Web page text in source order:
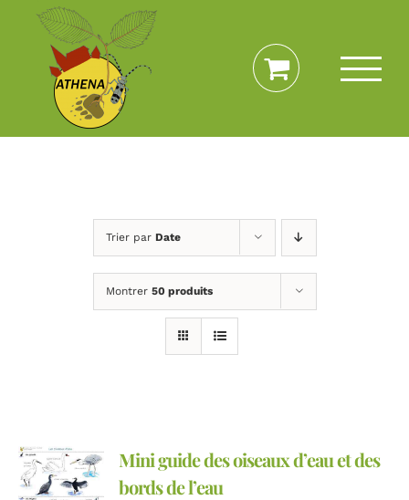
Passer
contenu
Trier par Date
Montrer 50 produits
Mini guide des oiseaux d’eau et des
bords de l’eau